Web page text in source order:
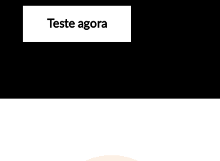
Teste agora